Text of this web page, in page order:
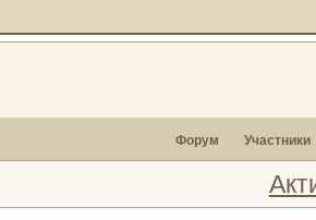
Форум Участники